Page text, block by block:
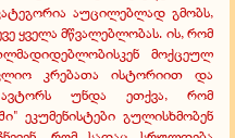
აუცილებლად გმობს,
ყველა მწვალებლობას. ის, რომ
მოქცეულ
კრებათა ისტორიით და
ავტორს უნდა ეთქვა, რომ
ეკუმენისტები გულისხმობენ